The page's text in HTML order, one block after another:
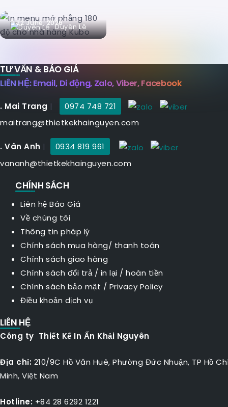
Duyên Lê
22 June, 2026
TƯ VẤN & BÁO GIÁ
LIÊN HỆ: Email, Di động, Zalo, Viber, Facebook
. Mai Trang |
0974 748 721
maitrang@thietkekhainguyen.com
. Vân Anh |
0934 819 961
vananh@thietkekhainguyen.com
CHÍNH SÁCH
Liên hệ Báo Giá
Về chúng tôi
Thông tin pháp lý
Chính sách mua hàng/ thanh toán
Chính sách giao hàng
Chính sách đổi trả / in lại / hoàn tiền
Chính sách bảo mật / Privacy Policy
Điều khoản dịch vụ
LIÊN HỆ
Công ty Thiết Kế In Ấn Khải Nguyên
Địa chỉ: 210/9C Hồ Văn Huê, Phường Đức Nhuận, TP Hồ
Minh, Việt Nam
Hotline: +84 28 6292 1221